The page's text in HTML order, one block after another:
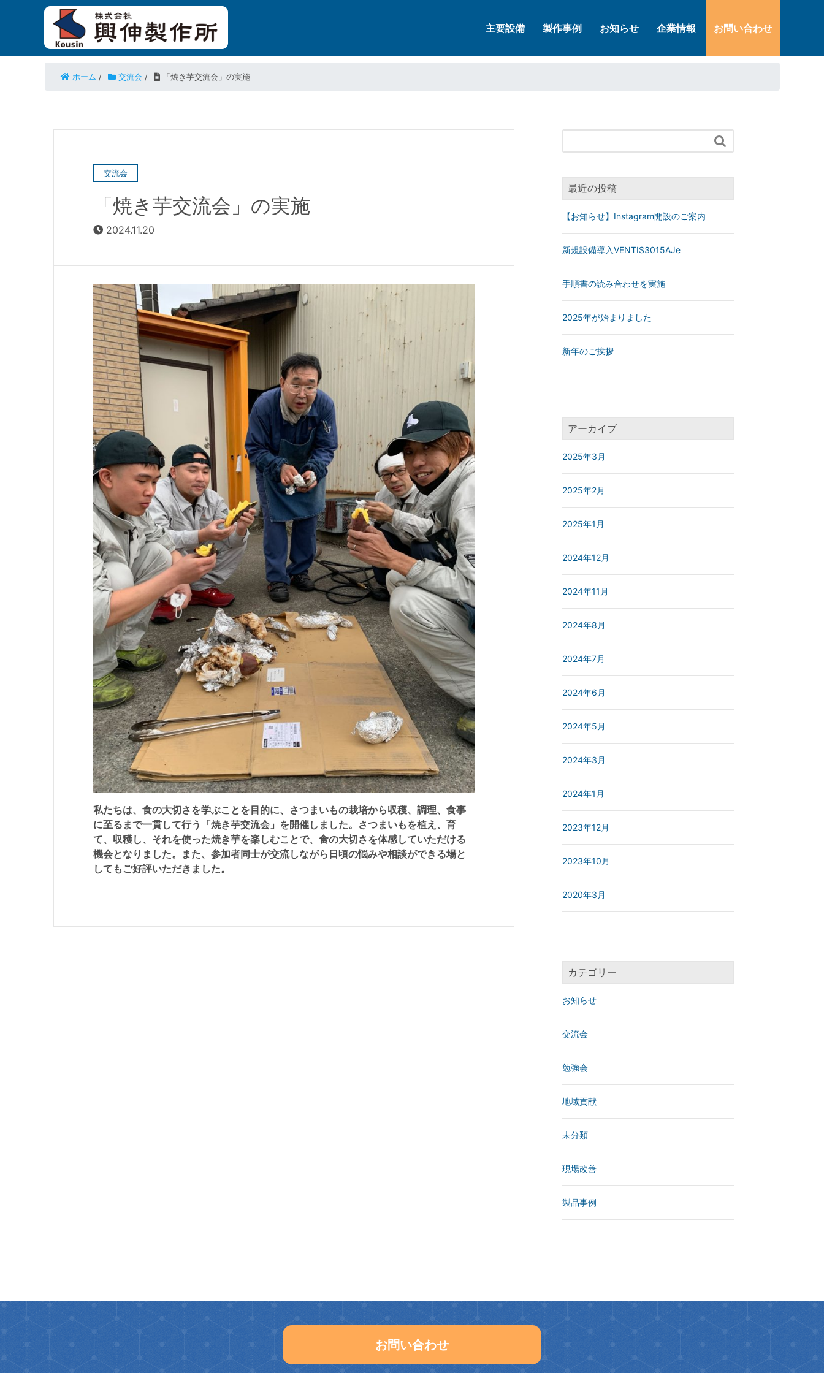
主要設備 製作事例 お知らせ 企業情報 お問い合わせ
ホーム / 交流会 / 「焼き芋交流会」の実施
交流会
「焼き芋交流会」の実施
2024.11.20
私たちは、食の大切さを学ぶことを目的に、さつまいもの栽培から収穫、調理、食事
に至るまで一貫して行う「焼き芋交流会」を開催しました。さつまいもを植え、育
て、収穫し、それを使った焼き芋を楽しむことで、食の大切さを体感していただける
機会となりました。また、参加者同士が交流しながら日頃の悩みや相談ができる場と
してもご好評いただきました。

最近の投稿
【お知らせ】Instagram開設のご案内
新規設備導入VENTIS3015AJe
手順書の読み合わせを実施
2025年が始まりました
新年のご挨拶
アーカイブ
2025年3月
2025年2月
2025年1月
2024年12月
2024年11月
2024年8月
2024年7月
2024年6月
2024年5月
2024年3月
2024年1月
2023年12月
2023年10月
2020年3月
カテゴリー
お知らせ
交流会
勉強会
地域貢献
未分類
現場改善
製品事例
お問い合わせ